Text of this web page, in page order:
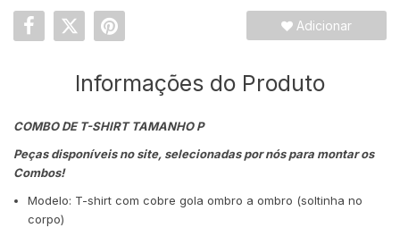
Adicionar
Informações do Produto
COMBO DE T-SHIRT TAMANHO P
Peças disponíveis no site, selecionadas por nós para montar os
Combos!
Modelo: T-shirt com cobre gola ombro a ombro (soltinha no
corpo)